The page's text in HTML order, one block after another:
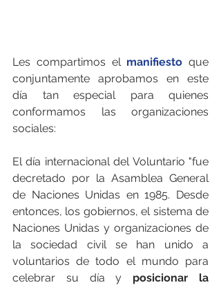
Les compartimos el manifiesto que
conjuntamente aprobamos en este
día tan especial para quienes
conformamos las organizaciones
sociales:
El día internacional del Voluntario "fue
decretado por la Asamblea General
de Naciones Unidas en 1985. Desde
entonces, los gobiernos, el sistema de
Naciones Unidas y organizaciones de
la sociedad civil se han unido a
voluntarios de todo el mundo para
celebrar su día y posicionar la